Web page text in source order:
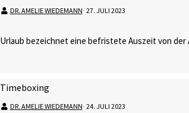
DR. AMELIE WIEDEMANN⋅ 27. JULI 2023
Urlaub bezeichnet eine befristete Auszeit von
Timeboxing
DR. AMELIE WIEDEMANN⋅ 24. JULI 2023